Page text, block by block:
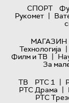
СПОРТ
Рукомет |
МАГАЗИН
Технологијa |
Филм и ТВ |
За
ТВ
РТС 1 |
РТС Драма |
РТС